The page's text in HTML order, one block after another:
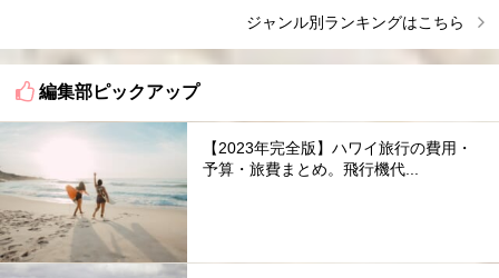
ジャンル別ランキングはこちら
編集部ピックアップ
【2023年完全版】ハワイ旅行の費用・
予算・旅費まとめ。飛行機代...